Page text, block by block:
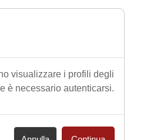
visualizzare i profili degli
è necessario autenticarsi.